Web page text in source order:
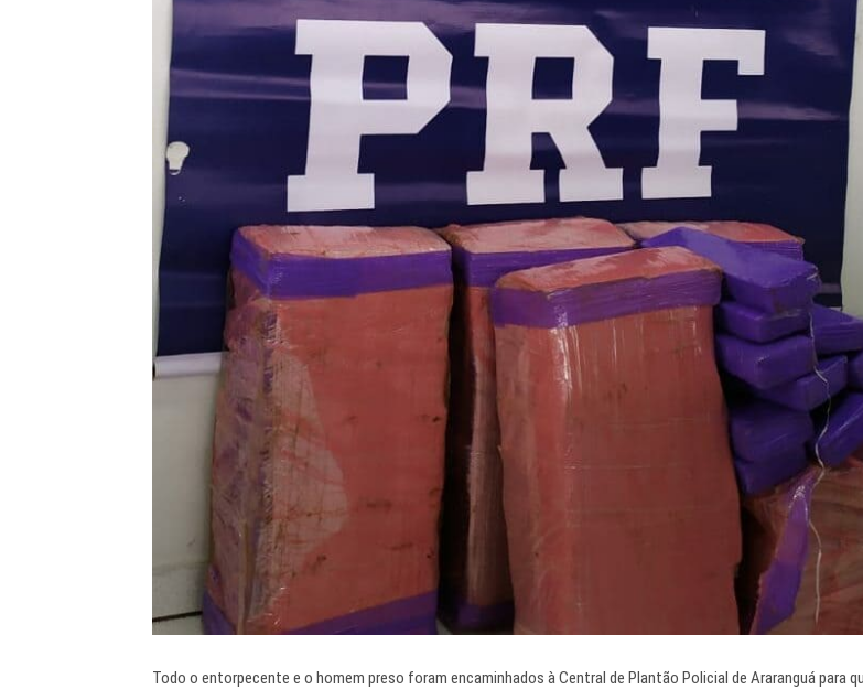
Todo o entorpecente e o homem preso foram encaminhados à Central de Plantão Policial de Araranguá para